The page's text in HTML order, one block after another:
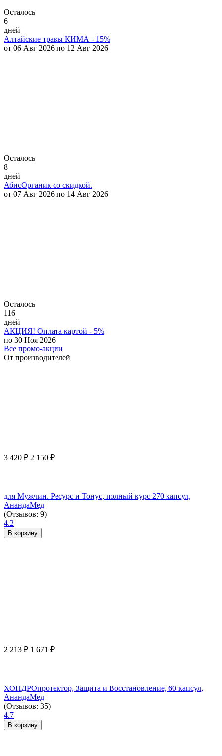
Осталось
6
дней
Алтайские травы КИМА - 15%
от 06 Авг 2026 по 12 Авг 2026
Осталось
8
дней
АбисОрганик со скидкой.
от 07 Авг 2026 по 14 Авг 2026
Осталось
116
дней
АКЦИЯ! Оплата картой - 5%
по 30 Ноя 2026
Все промо-акции
От производителей
3 420 ₽ 2 150 ₽
для Мужчин. Ресурс и Тонус, полный курс 270 капсул,
АнандаМед
(Отзывов: 9)
4.2
В корзину
2 213 ₽ 1 671 ₽
ХОНДРОпротектор, Защита и Восстановление, 60 капсул,
АнандаМед
(Отзывов: 35)
4.7
В корзину